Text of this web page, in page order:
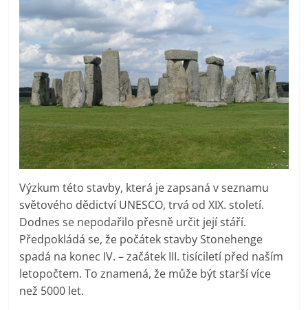
Výzkum této stavby, která je zapsaná v seznamu
světového dědictví UNESCO, trvá od XIX. století.
Dodnes se nepodařilo přesně určit její stáří.
Předpokládá se, že počátek stavby Stonehenge
spadá na konec IV. – začátek III. tisíciletí před naším
letopočtem. To znamená, že může být starší více
než 5000 let.